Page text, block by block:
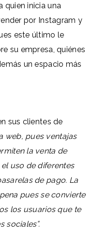
quien inicia una
por Instagram y
este último le
su empresa, quiénes
un espacio más
sus clientes de
web, pues ventajas
la venta de
uso de diferentes
de pago. La
pues se convierte
los usuarios que te
sociales”.